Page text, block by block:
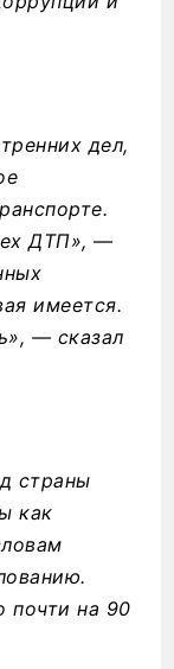
дел,
ДТП», —
имеется.
— сказал
страны
как
почти на 90